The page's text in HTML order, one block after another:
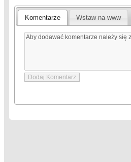
Komentarze Wstaw na www